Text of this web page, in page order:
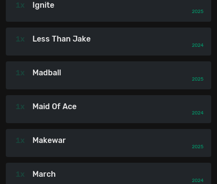
1x Ignite
2025
1x Less Than Jake
2024
1x Madball
2025
1x Maid Of Ace
2024
1x Makewar
2025
1x March
2024